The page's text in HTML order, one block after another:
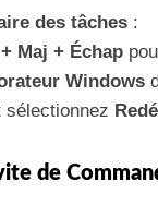
des tâches :
Maj + Échap
Windows
sélectionnez
de